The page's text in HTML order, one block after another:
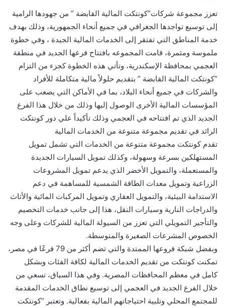
تعزز مجموعة شركات”كونتكت المالية القابضة ” من جهودها الرامية
إلى توسيع تواجدها الجغرافي في جميع أنحاء الجمهورية، وذلك بهدف
خدمة المناطق التي تفتقر إلى الخدمات المالية الجيدة ، وفي خطوة
ملموسة ومثمرة، قامت المجموعه بافتتاح فرعها الجديد في منطقة
العجمي بمحافظة الإسكندرية، وتأتي هذه الخطوة كجزء من التزام
“كونتكت المالية القابضة ” بتقديم حلولاً مالية متكاملة للأفراد
والشركات في جميع أنحاء البلاد، بما في الأماكن التي يصعب على
المؤسسات المالية الأخرى الوصول إليها وذلك من خلال هذا الفرع
الجديد الذي تم افتتاحه في العجمي وذلك تأكيداً علي دور كونتكت
الرائد في تقديم مجموعة متنوعة من الخدمات المالية
تقدم كونتكت مجموعة متنوعة من الخدمات التي تشمل تمويل
المستهلكين بسرعة وسهولة، وكذلك تمويل السيارات الجديدة
والمستعملة، والتمويل الأخضر الذي يدعم تمويل المشروعات
الزراعية وتمويل معدات الطاقة الشمسية للمساهمة في دعم
الاستدامة البيئية، والتمويل العقاري وتمويل المركبات المائية والأثاث
والدراجات النارية وسيارات النقل، هذا إلى جانب خدمات التخصيم
والتأجير التمويلي التي تعزز من السيولة المالية للشركات وعلى وجه
الخصوص المشرعات الصغيرة والمتوسطة.
وبفضل شبكة فروعها الممتدة والتي تضم أكثر من 79 فرعًا في مصر،
تمكنت كونتكت من تقديم الخدمات المالية لكافة الفئات وبشكل
كامل في معظم المحافظات المصرية. وفي هذا السياق، تسعي من
خلال الفرع الجديد في العجمي إلى توسيع نطاق الخدمات المقدمة
للمجتمع المحلي وتلبية احتياجاتهم المالية بفعالية. وتعتبر “كونتكت